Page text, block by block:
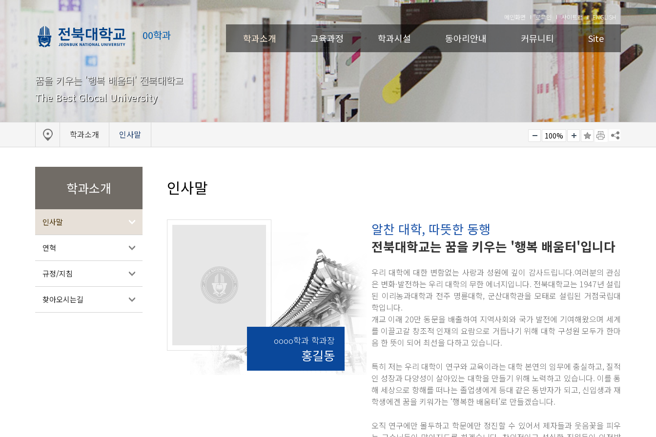
00학과
메인화면 로그인 사이트맵 ENGLISH
학과소개 교육과정 학과시설 동아리안내 커뮤니티 Site
꿈을 키우는 '행복 배움터' 전북대학교
The Best Glocal University
학과소개 인사말 100%
학과소개
인사말
연혁
규정/지침
찾아오시는길
인사말
oooo학과 학과장
홍길동
알찬 대학, 따뜻한 동행
전북대학교는 꿈을 키우는 '행복 배움터'입니다
우리 대학에 대한 변함없는 사랑과 성원에 깊이 감사드립니다.여러분의 관심
은 변화·발전하는 우리 대학의 무한 에너지입니다. 전북대학교는 1947년 설립
된 이리농과대학과 전주 명륜대학, 군산대학관을 모태로 설립된 거점국립대
학입니다.
개교 이래 20만 동문을 배출하여 지역사회와 국가 발전에 기여해왔으며 세계
를 이끌고갈 창조적 인재의 요람으로 거듭나기 위해 대학 구성원 모두가 한마
음 한 뜻이 되어 최선을 다하고 있습니다.
특히 저는 우리 대학이 연구와 교육이라는 대학 본연의 임무에 충실하고, 질적
인 성장과 다양성이 살아있는 대학을 만들기 위해 노력하고 있습니다. 이를 통
해 세상으로 항해를 떠나는 졸업생에게 등대 같은 동반자가 되고, 신입생과 재
학생에겐 꿈을 키워가는 ‘행복한 배움터’로 만들겠습니다.
오직 연구에만 몰두하고 학문에만 정진할 수 있어서 제자들과 웃음꽃을 피우